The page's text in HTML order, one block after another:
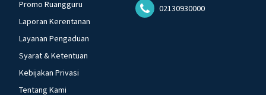
Promo Ruangguru
Laporan Kerentanan
Layanan Pengaduan
Syarat & Ketentuan
Kebijakan Privasi
Tentang Kami
02130930000